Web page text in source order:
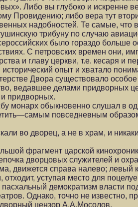
Либо вы глубоко и искренне
Провидению; либо вера тут
надобностей. Те самые, что
трибуну по случаю
было гораздо больше
С петровских времен они,
и главу церкви, т.е. кесаря и
опыт и хватало
Двора существовало
ведавшее делами придворных
придворных.
монарх обыкновенно слушал в
повседневным
во дворец, а не в храм, и
фрагмент царской
дворцовых служителей и
движется справа налево; левый
уступая место для
демократизм власти
Однако, точно не известно,
цензор А.А.Мосолов.